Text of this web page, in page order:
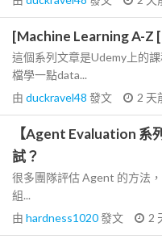
[Machine Learning A-Z
這個系列文章是Udemy上的
檔學一點data...
由 duckravel48 發文 2 天
【Agent Evaluation 系
試？
很多團隊評估 Agent 的方法
組...
由 hardness1020發文 2